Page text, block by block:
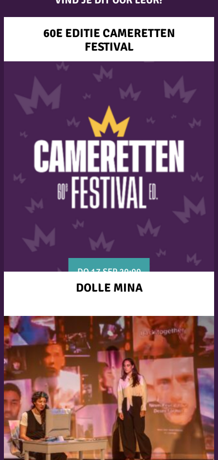
60E EDITIE CAMERETTEN
FESTIVAL
DO 17 SEP 20:00
DOLLE MINA